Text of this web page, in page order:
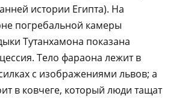
истории Египта). На
погребальной камеры
Тутанхамона показана
Тело фараона лежит в
с изображениями львов; а
в ковчеге, который люди тащат